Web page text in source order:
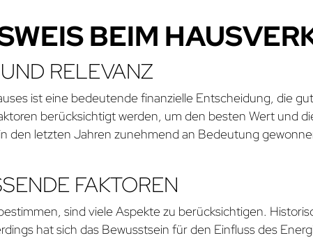
BEIM
RELEVANZ
ist eine bedeutende finanzielle Entscheidung, die
berücksichtigt werden, um den besten Wert und
den letzten Jahren zunehmend an Bedeutung
FAKTOREN
sind viele Aspekte zu berücksichtigen.
hat sich das Bewusstsein für den Einfluss des